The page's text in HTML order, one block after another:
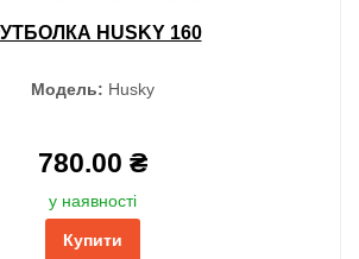
HUSKY 160
Модель: Husky
780.00 ₴
у наявності
Купити